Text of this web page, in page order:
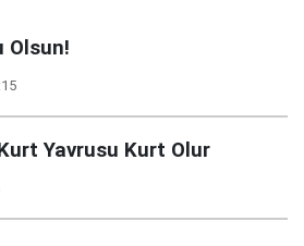
Olsun!
Yavrusu Kurt Olur